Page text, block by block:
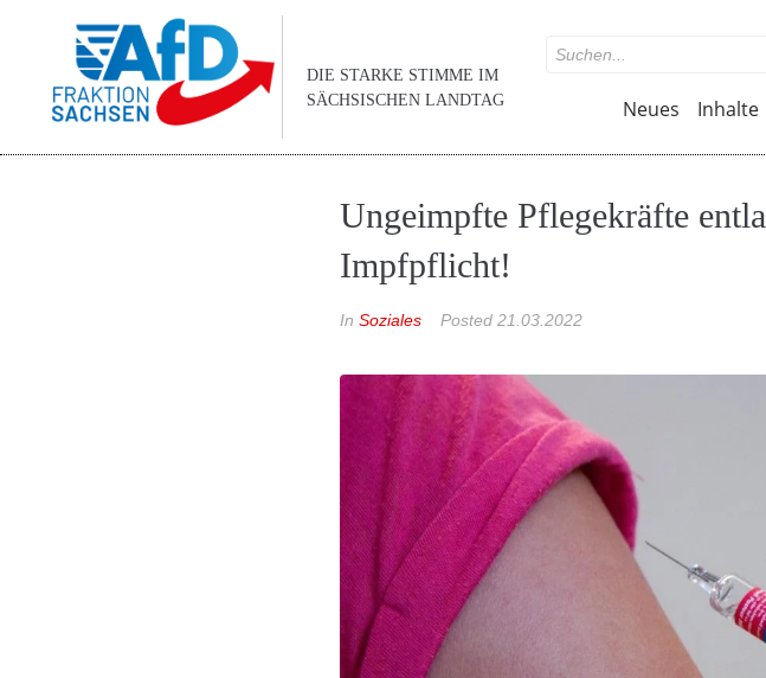
DIE STARKE STIMME IM
SÄCHSISCHEN LANDTAG
Neues Inhalte
Ungeimpfte Pflegekräfte
Impfpflicht!
In Soziales Posted 21.03.2022